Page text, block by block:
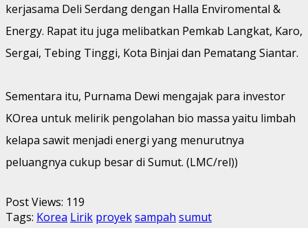
kerjasama Deli Serdang dengan Halla Enviromental &
Energy. Rapat itu juga melibatkan Pemkab Langkat, Karo,
Sergai, Tebing Tinggi, Kota Binjai dan Pematang Siantar.
Sementara itu, Purnama Dewi mengajak para investor
KOrea untuk melirik pengolahan bio massa yaitu limbah
kelapa sawit menjadi energi yang menurutnya
peluangnya cukup besar di Sumut. (LMC/rel))
Post Views: 119
Tags: Korea Lirik proyeksampah sumut